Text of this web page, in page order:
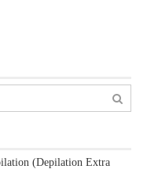
(Depilation Extra